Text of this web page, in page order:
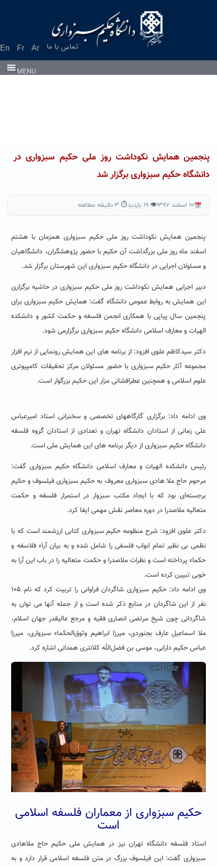
En Fr Ar تماس با ما
MENU
پنجمین همایش نکوداشت روز ملی حکیم سبزواری در
دانشگاه حکیم سبزواری برگزار شد
۱۰ اسفند ۱۳۹۷ 👁 ۱۹ بازدید ⏱ ۳ دقیقه مطالعه
پنجمین همایش نکوداشت روز ملی حکیم سبزواری همزمان با هشتم
اسفند ماه روز ملی بزرگداشت آن حکیم با حضور پژوهشگران، دانشگاهیان
و مسئولان اجرایی در دانشگاه حکیم سبزواری این شهرستان برگزار شد.
دبیر اجرایی همایش نکوداشت روز ملی حکیم سبزواری در حاشیه برگزاری
این همایش به روابط عمومی دانشگاه گفت: همایش حکیم سبزواری برای
پنجمین سال پیاپی با همکاری انجمن فلسفه و حکمت کشور و دانشکده
الهیات و معارف اسلامی دانشگاه حکیم سبزواری برگزارمی شود.
دکتر سیدکاظم علوی افزود: از برنامه های این همایش رونمایی از نرم افزار
مجموعه آثار حکیم سبزواری با حضور مسئولان مرکز تحقیقات کامپیوتری
علوم اسلامی و همچنین عطرافشانی مزار این حکیم بزرگوار است.
وی ادامه داد: برگزاری گارگاههای تخصصی و سخنرانی استاد امیرعباس
علی زمانی از استادان دانشگاه تهران و تعدادی از استادان گروه فلسفه
دانشگاه حکیم سبزواری از دیگر برنامه های این همایش ملی است.
رئیس دانشکده الهیات و معارف اسلامی دانشگاه حکیم سبزواری گفت:
مرحوم حاج ملا هادی سبزواری معروف به حکیم سبزواری فیلسوف و حکیم
برجسته‌ای بود که با ایجاد مکتب سبزوار در استمرار فلسفه و حکمت
متعالیه ملاصدرا در دوره معاصر نقش مهمی ایفا کرد.
دکتر علوی افزود: شرح منظومه حکیم سبزواری کتابی ارزشمند است که با
نظمی بی نظیر تمام ابواب فلسفی را شامل شده و به بیان آراء فلاسفه و
حکماء پرداخته است و نظرات ملاصدرا و حکمت متعالیه را در باب این آرا به
خوبی تبیین کرده است.
وی ادامه داد: حکیم سبزواری شاگردان فراوانی را تربیت کرد که نام ۱۰۵
نفر از این شاگردان در منابع ذکر شده است و از جمله آنها می توان به
شاگردانی چون شیخ مرتضی انصاری فقیه و مرجع عالیقدر جهان اسلام،
ملا اسماعیل عارف بجنوردی، میرزا ابراهیم وثوق‌الحکماء سبزواری، میرزا
عباس حکیم دارابی، موسی ‌بن فضل‌الله کلانتری همدانی اشاره کرد.
حکیم سبزواری از معماران فلسفه اسلامی
است
استاد فلسفه دانشگاه تهران نیز در همایش ملی حکیم حاج ملاهادی
سبزواری گفت: این فیلسوف بزرگ در متن فلسفه اسلامی قرار دارد و به